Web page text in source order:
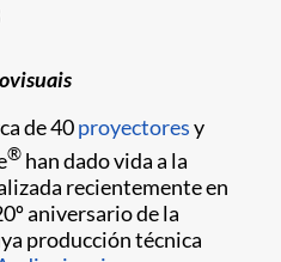
de 40proyectoresy
® han dado vida a la
recientemente en
aniversario de la
producción técnica